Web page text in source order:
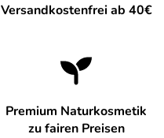
Versandkostenfrei ab 40€
Premium Naturkosmetik
zu fairen Preisen